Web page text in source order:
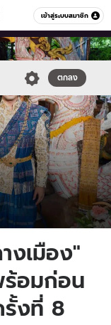
เข้าสู่ระบบสมาชิก
หมวดอื่นๆ
ตกลง
งเมือง"
อมก่อน
รั้งที่ 8